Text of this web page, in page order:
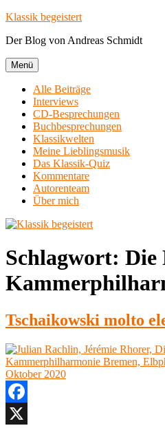
Zum
springen
Klassik begeistert
Der Blog von Andreas Schmidt
Menü
Alle Beiträge
Interviews
CD-Besprechungen
Buchbesprechungen
Klassikwelten
Meine Lieblingsmusik
Das Klassik-Quiz
Kommentare
Autorenteam
Über mich
Schlagwort: Die
Tschaikowski molto
Facebook